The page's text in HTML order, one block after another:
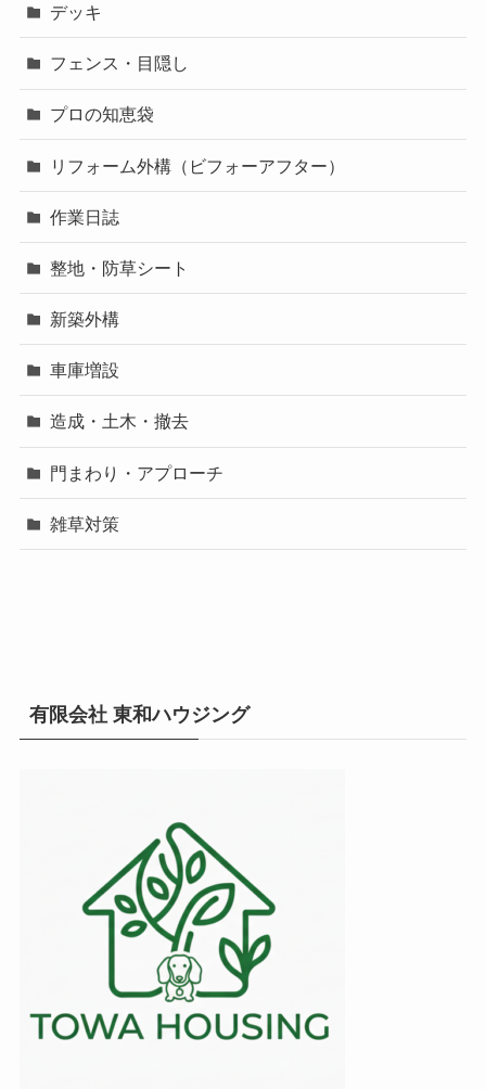
デッキ
フェンス・目隠し
プロの知恵袋
リフォーム外構（ビフォーアフター）
作業日誌
整地・防草シート
新築外構
車庫増設
造成・土木・撤去
門まわり・アプローチ
雑草対策
有限会社 東和ハウジング